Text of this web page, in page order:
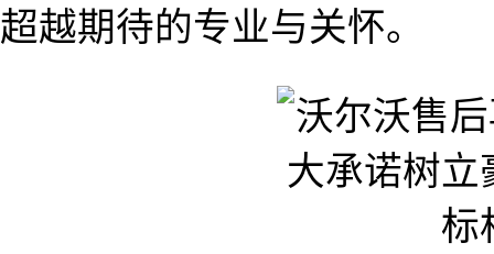
超越期待的专业与关怀。